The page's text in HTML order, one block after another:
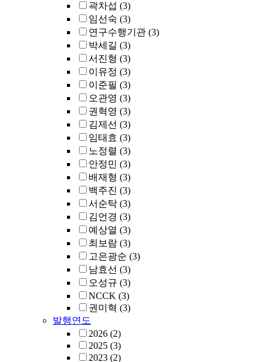
곽차섭 (3)
임선숙 (3)
연구수행기관 (3)
박세길 (3)
서진형 (3)
이유정 (3)
이준필 (3)
오관영 (3)
권혁영 (3)
김제선 (3)
임태효 (3)
노정렬 (3)
안정민 (3)
배재형 (3)
백주진 (3)
서순탁 (3)
김언경 (3)
예상열 (3)
최보람 (3)
고은광순 (3)
남효선 (3)
오성규 (3)
NCCK (3)
권미혁 (3)
발행연도
2026 (2)
2025 (3)
2023 (2)